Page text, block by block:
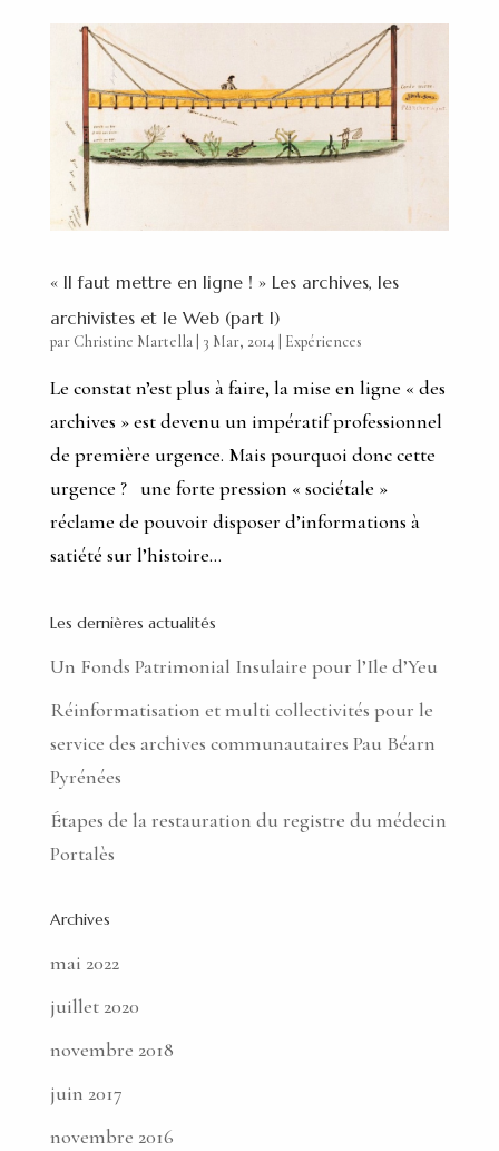
« Il faut mettre en ligne ! » Les archives, les
archivistes et le Web (part I)
par Christine Martella| 3 Mar, 2014 Expériences
Le constat n’est plus à faire, la mise en ligne « des
archives » est devenu un impératif professionnel
de première urgence. Mais pourquoi donc cette
urgence ? une forte pression « sociétale »
réclame de pouvoir disposer d’informations à
satiété sur l’histoire...
Les dernières actualités
Un Fonds Patrimonial Insulaire pour l’Ile d’Yeu
Réinformatisation et multi collectivités pour le
service des archives communautaires Pau Béarn
Pyrénées
Étapes de la restauration du registre du médecin
Portalès
Archives
mai 2022
juillet 2020
novembre 2018
juin 2017
novembre 2016